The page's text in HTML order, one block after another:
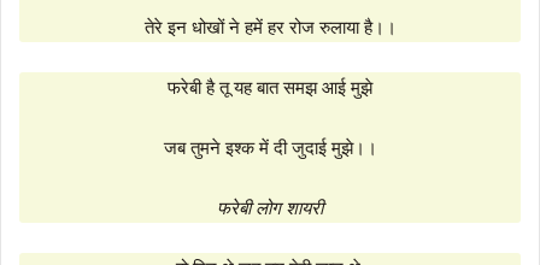
तेरे इन धोखों ने हमें हर रोज रुलाया है।।
फरेबी है तू यह बात समझ आई मुझे
जब तुमने इश्क में दी जुदाई मुझे।।
फरेबी लोग शायरी